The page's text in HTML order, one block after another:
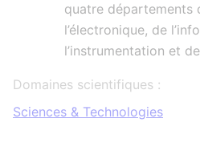
quatre départements
l’électronique, de
l’instrumentation et
Domaines scientifiques :
Sciences & Technologies